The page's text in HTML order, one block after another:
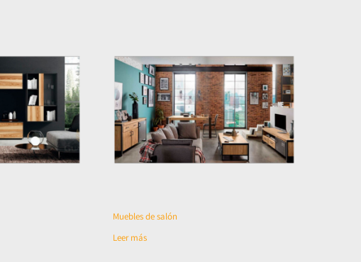
Muebles de salón
Leer más